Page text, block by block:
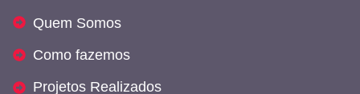
Quem Somos
Como fazemos
Projetos Realizados